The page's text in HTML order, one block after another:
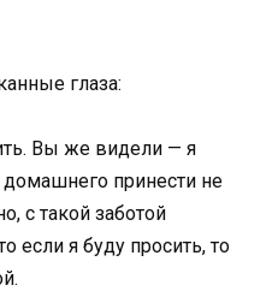
глаза:
Вы же видели — я
принести не
с такой заботой
если я буду просить, то